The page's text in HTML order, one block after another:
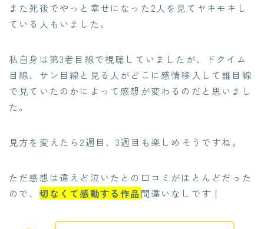
また死後でやっと幸せになった2人を見てヤキモキし
ている人もいました。
私自身は第3者目線で視聴していましたが、ドクイム
目線、サン目線と見る人がどこに感情移入して誰目線
で見ていたのかによって感想が変わるのだと思いまし
た。
見方を変えたら2週目、3週目も楽しめそうですね。
ただ感想は違えど泣いたとの口コミがほとんどだった
ので、 切なくて感動する作品 間違いなしです！